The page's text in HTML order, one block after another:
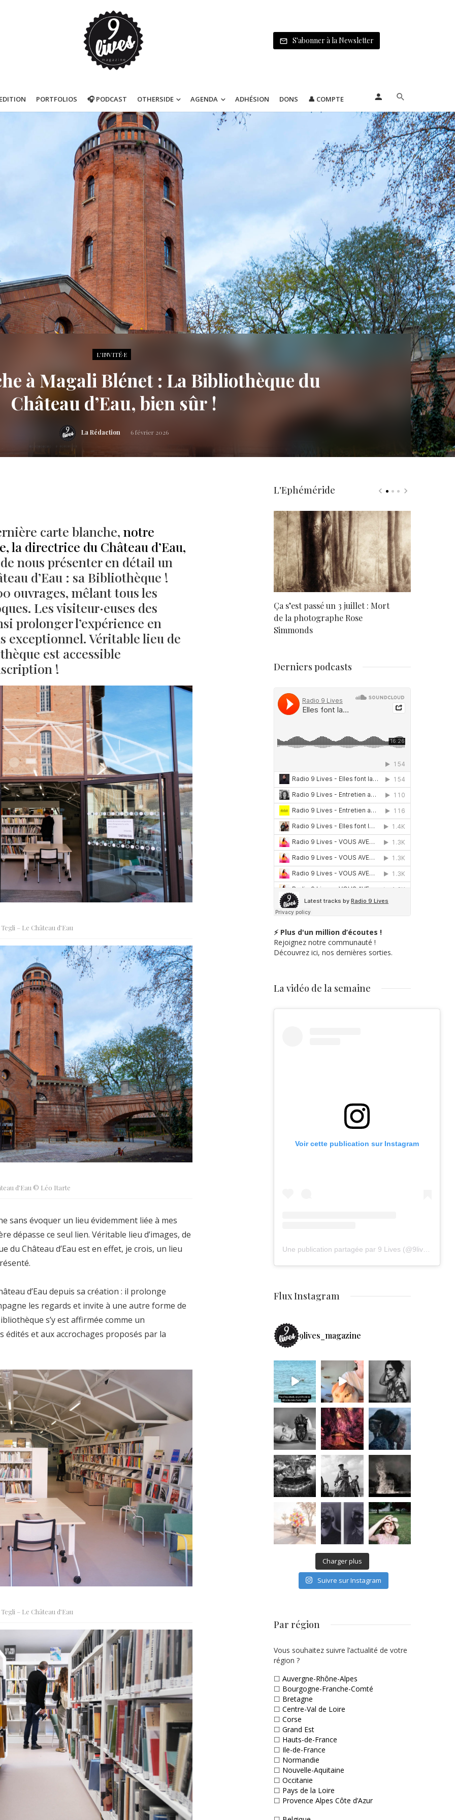
S'abonner à la Newsletter
PORTFOLIOS 🎧 PODCAST OTHERSIDE AGENDA ADHÉSION DONS 👤 COMPTE
L'INVITÉ·E
à Magali Blénet : La Bibliothèque du
Château d’Eau, bien sûr !
La Rédaction 6 février 2026
carte blanche, notre
la directrice du Château d’Eau,
nous présenter en détail un
d’Eau : sa Bibliothèque !
ouvrages, mêlant tous les
Les visiteur·euses des
prolonger l’expérience en
exceptionnel. Véritable lieu de
est accessible
!
– Le Château d’Eau
d’Eau © Léo Itarte
sans évoquer un lieu évidemment liée à mes
dépasse ce seul lien. Véritable lieu d’images, de
du Château d’Eau est en effet, je crois, un lieu
d’Eau depuis sa création : il prolonge
les regards et invite à une autre forme de
s’y est affirmée comme un
et aux accrochages proposés par la
– Le Château d’Eau
L'Ephéméride
Né un 2 juillet : André Kertész
Né un 1er juillet : Léonard
Ça s’est passé un 3 juillet : Mort
de la photographe Rose
Simmonds
Derniers podcasts
⚡ Plus d'un million d’écoutes !
Rejoignez notre communauté !
Découvrez ici, nos dernières sorties.
La vidéo de la semaine
Voir cette publication sur Instagram
Flux Instagram
9lives_magazine
Charger plus
Suivre sur Instagram
Par région
Vous souhaitez suivre l’actualité de votre
région ?
☐ Auvergne-Rhône-Alpes
☐ Bourgogne-Franche-Comté
☐ Bretagne
☐ Centre-Val de Loire
☐ Corse
☐ Grand Est
☐ Hauts-de-France
☐ Ile-de-France
☐ Normandie
☐ Nouvelle-Aquitaine
☐ Occitanie
☐ Pays de la Loire
☐ Provence Alpes Côte d’Azur